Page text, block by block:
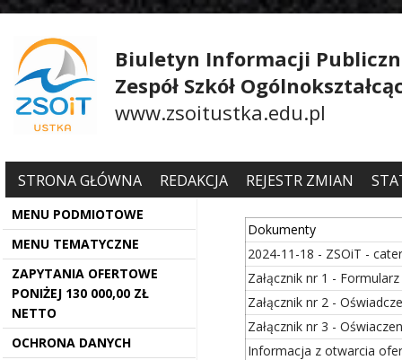
Biuletyn Informacji
Zespół Szkół
www.zsoitustka.edu.pl
STRONA GŁÓWNA REDAKCJA REJESTR ZMIAN
MENU PODMIOTOWE
MENU TEMATYCZNE
ZAPYTANIA OFERTOWE
PONIŻEJ 130 000,00 ZŁ
NETTO
OCHRONA DANYCH
Dokumenty
2024-11-18 - ZSOiT -
Załącznik nr 1 -
Załącznik nr 2 -
Załącznik nr 3 -
Informacja z otwarcia